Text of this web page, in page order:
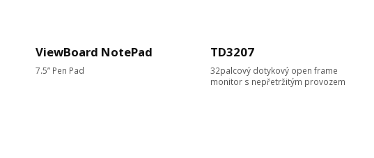
ViewBoard NotePad
7.5” Pen Pad
TD3207
32palcový dotykový open frame
monitor s nepřetržitým provozem